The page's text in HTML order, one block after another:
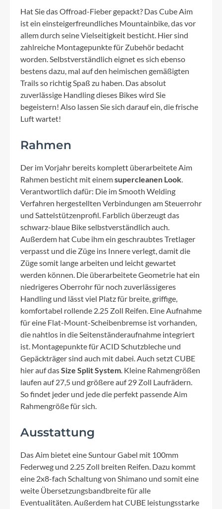
Hat Sie das Offroad-Fieber gepackt? Das Cube Aim
ist ein einsteigerfreundliches Mountainbike, das vor
allem durch seine Vielseitigkeit besticht. Hier sind
zahlreiche Montagepunkte für Zubehör bedacht
worden. Selbstverständlich eignet es sich ebenso
bestens dazu, mal auf den heimischen gemäßigten
Trails so richtig Spaß zu haben. Das absolut
zuverlässige Handling dieses Bikes wird Sie
begeistern! Also lassen Sie sich darauf ein, die frische
Luft wartet!
Rahmen
Der im Vorjahr bereits komplett überarbeitete Aim
Rahmen besticht mit einemsupercleanen Look.
Verantwortlich dafür: Die im Smooth Welding
Verfahren hergestellten Verbindungen am Steuerrohr
und Sattelstützenprofil. Farblich überzeugt das
schwarz-blaue Bike selbstverständlich auch.
Außerdem hat Cube ihm ein geschraubtes Tretlager
verpasst und die Züge ins Innere verlegt, damit die
Züge somit lange arbeiten und leicht gewartet
werden können. Die überarbeitete Geometrie hat ein
niedrigeres Oberrohr für noch zuverlässigeres
Handling und lässt viel Platz für breite, griffige,
komfortabel rollende 2.25 Zoll Reifen. Eine Aufnahme
für eine Flat-Mount-Scheibenbremse ist vorhanden,
die nahtlos in die Seitenständeraufnahme integriert
ist. Montagepunkte für ACID Schutzbleche und
Gepäckträger sind auch mit dabei. Auch setzt CUBE
hier auf dasSize Split System. Kleine Rahmengrößen
laufen auf 27,5 und größere auf 29 Zoll Laufrädern.
So findet jeder und jede die perfekt passende Aim
Rahmengröße für sich.
Ausstattung
Das Aim bietet eine Suntour Gabel mit 100mm
Federweg und 2.25 Zoll breiten Reifen. Dazu kommt
eine 2x8-fach Schaltung von Shimano und somit eine
weite Übersetzungsbandbreite für alle
Eventualitäten. Außerdem hat CUBE leistungsstarke